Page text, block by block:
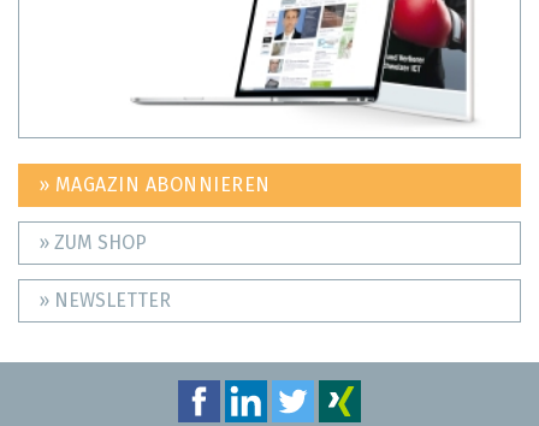
» MAGAZIN ABONNIEREN
» ZUM SHOP
» NEWSLETTER